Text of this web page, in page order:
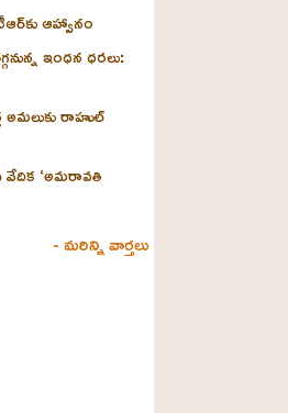
ఆహ్వానం
ఇంధన ధరలు:
అమలుకు రాహుల్
వేదిక ‘అమరావతి
- మరిన్ని వార్తలు